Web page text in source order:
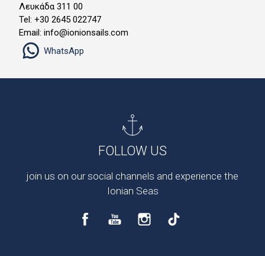
Λευκάδα 311 00
Tel: +30 2645 022747
Email: info@ionionsails.com
WhatsApp
FOLLOW US
join us on our social channels and experience the
Ionian Seas